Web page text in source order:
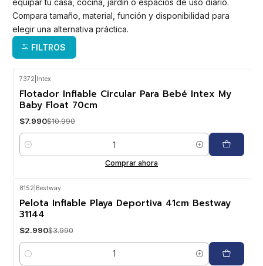
equipar tu casa, cocina, jardín o espacios de uso diario.
Compara tamaño, material, función y disponibilidad para
elegir una alternativa práctica.
FILTROS
-27%
7372 Intex
Flotador Inflable Circular Para Bebé Intex My
Baby Float 70cm
$7.990$10.990
Cantidad
Comprar ahora
-25% OFF
8152 Bestway
Pelota Inflable Playa Deportiva 41cm Bestway
31144
$2.990$3.990
Cantidad